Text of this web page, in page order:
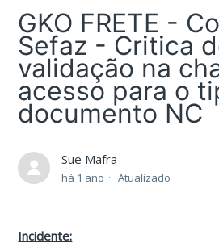
GKO FRETE -
Sefaz - Critica
validação na
acesso para o
documento NC
Sue Mafra
há 1 ano Atualizado
Incidente: